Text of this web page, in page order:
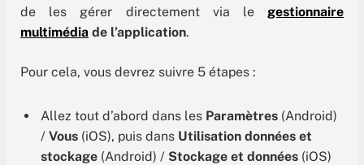
de les gérer directement via le
gestionnaire
multimédia de l’application.
Pour cela, vous devrez suivre 5 étapes :
Allez tout d’abord dans les Paramètres (Android)
/ Vous (iOS), puis dans Utilisation données et
stockage (Android) / Stockage et données (iOS)